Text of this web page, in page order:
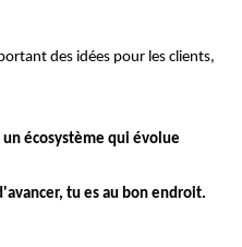
des idées pour les clients,
écosystème qui évolue
tu es au bon endroit.